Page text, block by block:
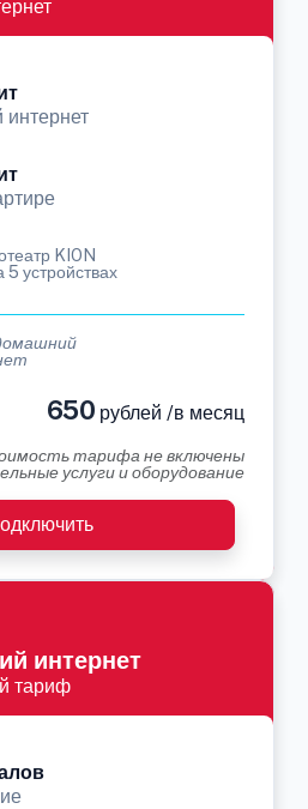
интернет
KION
5 устройствах
650 рублей /в месяц
тарифа не включены
услуги и оборудование
интернет
тариф